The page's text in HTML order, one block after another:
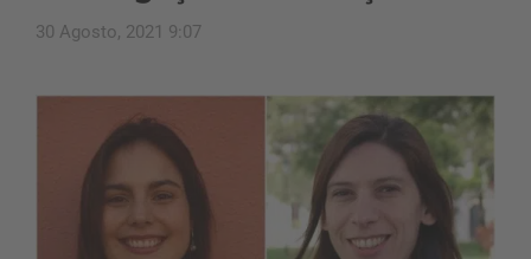
30 Agosto, 2021 9:07